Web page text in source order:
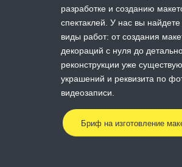
разработке и созданию
спектаклей. У нас вы
виды работ: от создания
декораций с нуля до
реконструкции уже
украшений и реквизита по
видеозаписи.
Бриф на изготовление